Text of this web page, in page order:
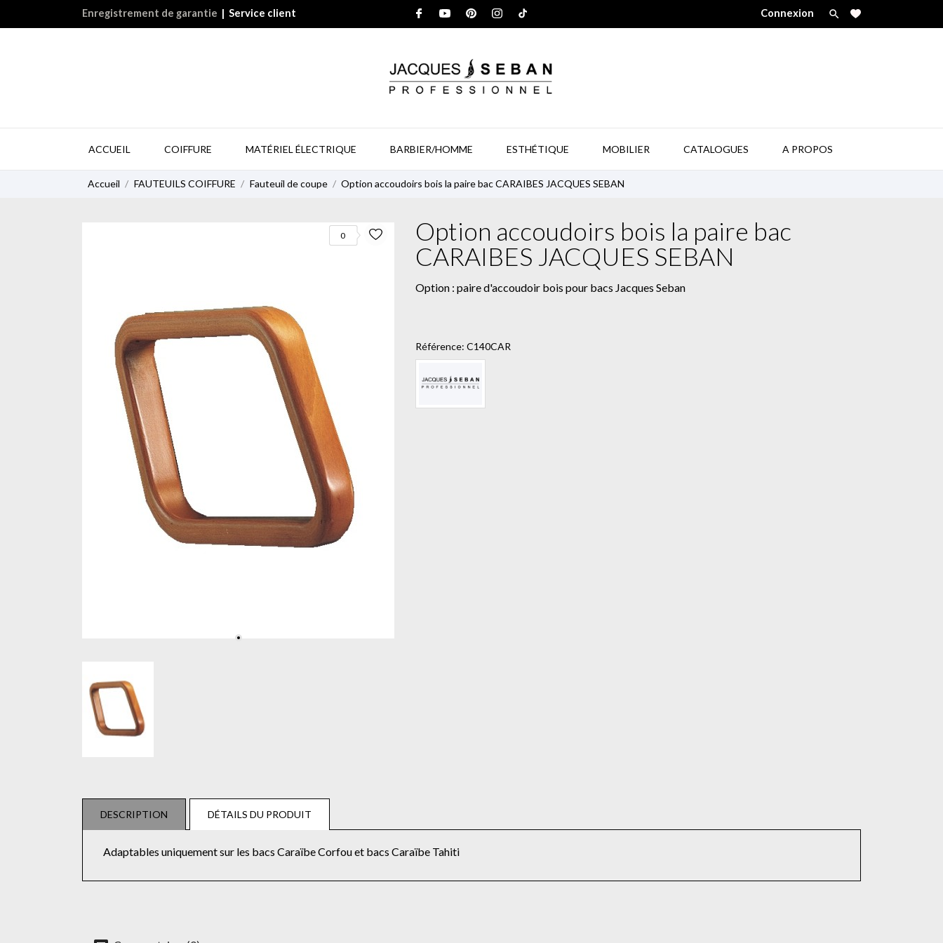
Enregistrement de garantie | Service client Connexion 
ACCUEIL COIFFURE MATÉRIEL ÉLECTRIQUE BARBIER/HOMME ESTHÉTIQUE MOBILIER CATALOGUES A PROPOS
Accueil FAUTEUILS COIFFURE Fauteuil de coupe Option accoudoirs bois la paire bac CARAIBES JACQUES SEBAN
0
Option accoudoirs bois la paire bac
CARAIBES JACQUES SEBAN
Option : paire d'accoudoir bois pour bacs Jacques Seban
Référence: C140CAR
DESCRIPTION DÉTAILS DU PRODUIT
Adaptables uniquement sur les bacs Caraïbe Corfou et bacs Caraïbe Tahiti